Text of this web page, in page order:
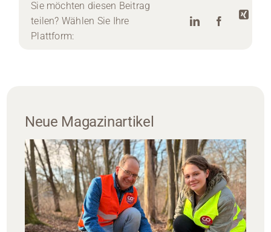
Sie möchten diesen Beitrag
teilen? Wählen Sie Ihre
Plattform:
Neue Magazinartikel